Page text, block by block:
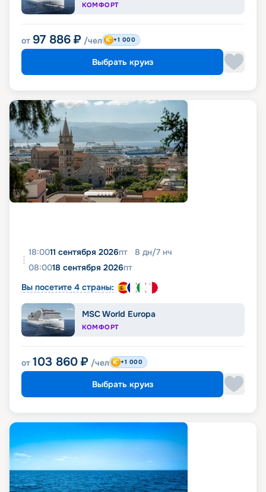
КОМФОРТ
от 97 886 ₽ /чел +1 000
Выбрать круиз
18:0011 сентября 2026пт 8 дн/7 нч
08:0018 сентября 2026пт
Вы посетите 4 страны:
MSC World Europa
КОМФОРТ
от 103 860 ₽ /чел +1 000
Выбрать круиз